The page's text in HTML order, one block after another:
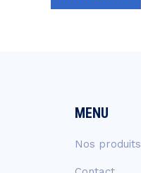
MENU
Nos produits